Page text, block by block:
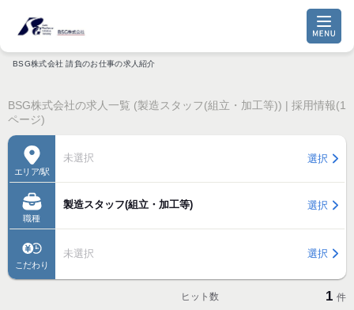
BSG株式会社 請負のお仕事の求人紹介
BSG株式会社の求人一覧 (製造スタッフ(組立・加工等)) | 採用情報(1
ページ)
エリア/駅
未選択 選択
職種
製造スタッフ(組立・加工等) 選択
こだわり
未選択 選択
ヒット数 1 件